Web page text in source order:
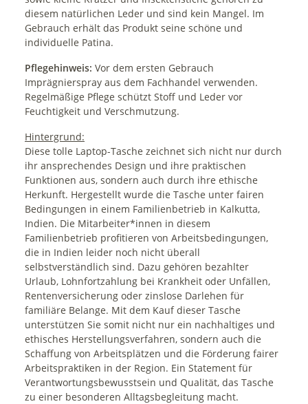
diesem natürlichen Leder und sind kein Mangel. Im
Gebrauch erhält das Produkt seine schöne und
individuelle Patina.
Pflegehinweis: Vor dem ersten Gebrauch
Imprägnierspray aus dem Fachhandel verwenden.
Regelmäßige Pflege schützt Stoff und Leder vor
Feuchtigkeit und Verschmutzung.
Hintergrund:
Diese tolle Laptop-Tasche zeichnet sich nicht nur durch
ihr ansprechendes Design und ihre praktischen
Funktionen aus, sondern auch durch ihre ethische
Herkunft. Hergestellt wurde die Tasche unter fairen
Bedingungen in einem Familienbetrieb in Kalkutta,
Indien. Die Mitarbeiter*innen in diesem
Familienbetrieb profitieren von Arbeitsbedingungen,
die in Indien leider noch nicht überall
selbstverständlich sind. Dazu gehören bezahlter
Urlaub, Lohnfortzahlung bei Krankheit oder Unfällen,
Rentenversicherung oder zinslose Darlehen für
familiäre Belange. Mit dem Kauf dieser Tasche
unterstützen Sie somit nicht nur ein nachhaltiges und
ethisches Herstellungsverfahren, sondern auch die
Schaffung von Arbeitsplätzen und die Förderung fairer
Arbeitspraktiken in der Region. Ein Statement für
Verantwortungsbewusstsein und Qualität, das Tasche
zu einer besonderen Alltagsbegleitung macht.